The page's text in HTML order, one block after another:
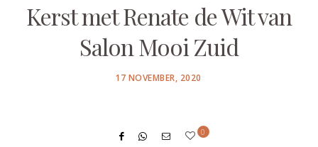
Kerst met Renate de Wit van
Salon Mooi Zuid
POSTED
17 NOVEMBER, 2020
0